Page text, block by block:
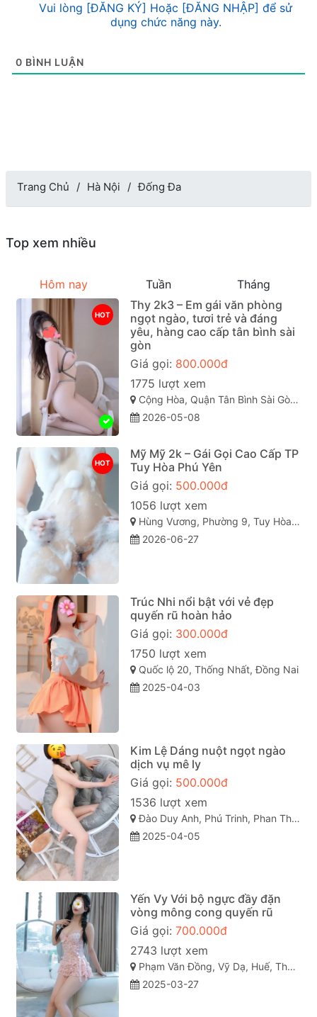
Vui lòng [ĐĂNG KÝ] Hoặc [ĐĂNG NHẬP] để sử
dụng chức năng này.
0 BÌNH LUẬN
Trang Chủ Hà Nội Đống Đa
Top xem nhiều
Hôm nay Tuần Tháng
HOT
Thy 2k3 – Em gái văn phòng
ngọt ngào, tươi trẻ và đáng
yêu, hàng cao cấp tân bình sài
gòn
Giá gọi: 800.000đ
1775 lượt xem
Cộng Hòa, Quận Tân Bình Sài Gòn ( TP. Hồ Chí Minh )
2026-05-08
HOT
Mỹ Mỹ 2k – Gái Gọi Cao Cấp TP
Tuy Hòa Phú Yên
Giá gọi: 500.000đ
1056 lượt xem
Hùng Vương, Phường 9, Tuy Hòa, Phú Yên
2026-06-27
Trúc Nhi nổi bật với vẻ đẹp
quyến rũ hoàn hảo
Giá gọi: 300.000đ
1750 lượt xem
Quốc lộ 20, Thống Nhất, Đồng Nai
2025-04-03
Kim Lệ Dáng nuột ngọt ngào
dịch vụ mê ly
Giá gọi: 500.000đ
1536 lượt xem
Đào Duy Anh, Phú Trinh, Phan Thiết, Bình Thuận
2025-04-05
Yến Vy Với bộ ngực đầy đặn
vòng mông cong quyến rũ
Giá gọi: 700.000đ
2743 lượt xem
Phạm Văn Đồng, Vỹ Dạ, Huế, Thừa Thiên Huế
2025-03-27